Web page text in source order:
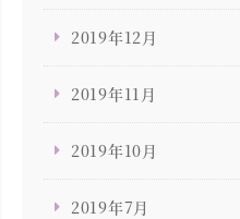
2019年12月
2019年11月
2019年10月
2019年7月